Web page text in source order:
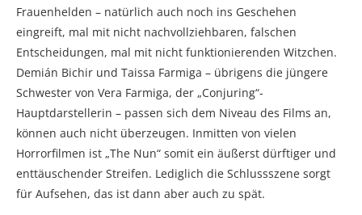
Frauenhelden – natürlich auch noch ins Geschehen
eingreift, mal mit nicht nachvollziehbaren, falschen
Entscheidungen, mal mit nicht funktionierenden Witzchen.
Demián Bichir und Taissa Farmiga – übrigens die jüngere
Schwester von Vera Farmiga, der „Conjuring“-
Hauptdarstellerin – passen sich dem Niveau des Films an,
können auch nicht überzeugen. Inmitten von vielen
Horrorfilmen ist „The Nun“ somit ein äußerst dürftiger und
enttäuschender Streifen. Lediglich die Schlussszene sorgt
für Aufsehen, das ist dann aber auch zu spät.